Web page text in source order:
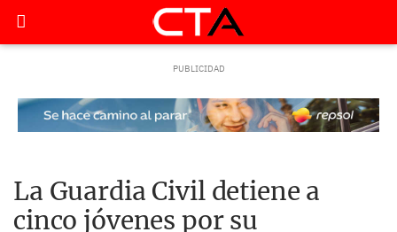
La Guardia Civil detiene a
cinco jóvenes por su